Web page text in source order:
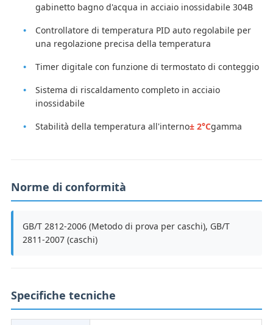
gabinetto bagno d'acqua in acciaio inossidabile 304B
Controllatore di temperatura PID auto regolabile per
una regolazione precisa della temperatura
Timer digitale con funzione di termostato di conteggio
Sistema di riscaldamento completo in acciaio
inossidabile
Stabilità della temperatura all'interno± 2°Cgamma
Norme di conformità
GB/T 2812-2006 (Metodo di prova per caschi), GB/T
2811-2007 (caschi)
Specifiche tecniche